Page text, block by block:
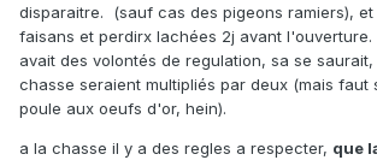
disparaitre. (sauf cas des pigeons ramiers),
faisans et perdirx lachées 2j avant
avait des volontés de regulation, sa se
chasse seraient multipliés par deux (mais faut
poule aux oeufs d'or, hein).
a la chasse il y a des regles a respecter, que